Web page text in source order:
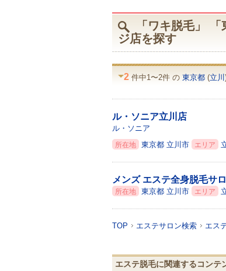
「ワキ脱毛」
ジ店を探す
2 件中1〜2件 の 東京都 (立川
ル・ソニア立川店
ル・ソニア
所在地 東京都 立川市 エリア
メンズ エステ全身脱毛サ
所在地 東京都 立川市 エリア
TOP エステサロン検索 エス
エステ脱毛に関連するコンテ